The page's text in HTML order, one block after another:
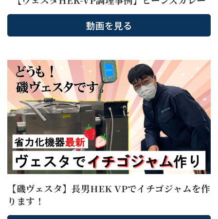
動画を見る
【磯ヴェスタ】長男HEK VPでイチゴジャムを作
ります！